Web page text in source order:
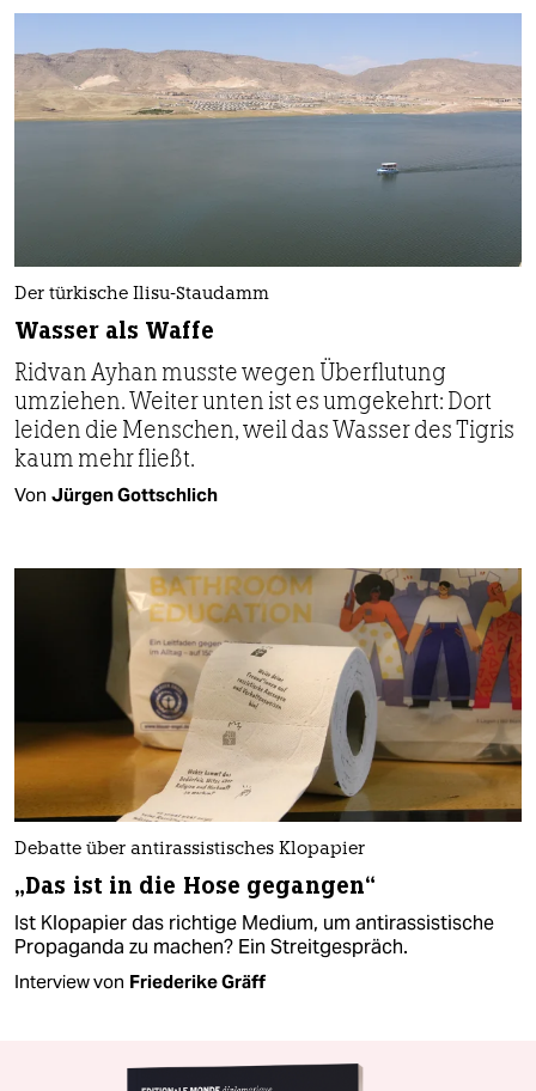
Der türkische Ilisu-Staudamm
Wasser als Waffe
Ridvan Ayhan musste wegen Überflutung
umziehen. Weiter unten ist es umgekehrt: Dort
leiden die Menschen, weil das Wasser des Tigris
kaum mehr fließt.
Von Jürgen Gottschlich
Debatte über antirassistisches Klopapier
„Das ist in die Hose gegangen“
Ist Klopapier das richtige Medium, um antirassistische
Propaganda zu machen? Ein Streitgespräch.
Interview von Friederike Gräff